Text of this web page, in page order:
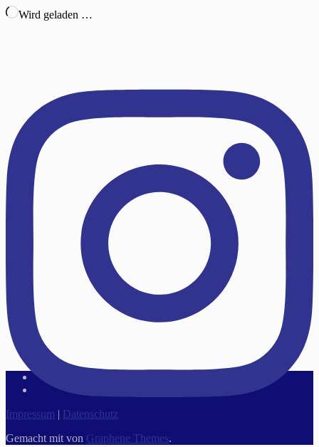
Wird geladen …
Impressum | Datenschutz
Gemacht mit von Graphene Themes.